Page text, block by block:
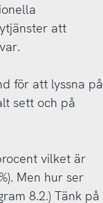
att
för att lyssna på
sett och på
vilket är
Men hur ser
8.2.) Tänk på